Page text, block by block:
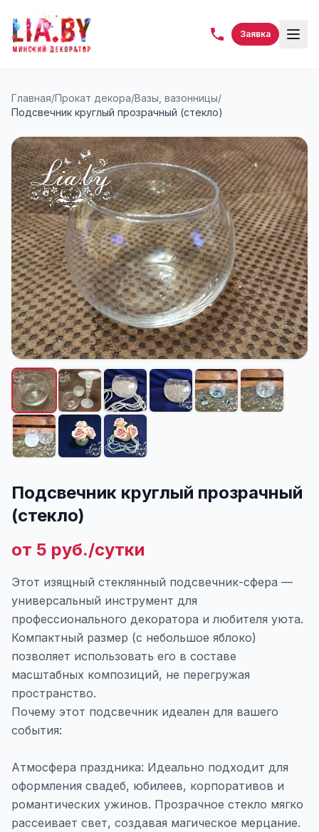
Заявка
Главная/Прокат декора/Вазы, вазонницы/
Подсвечник круглый прозрачный (стекло)
Подсвечник круглый прозрачный
(стекло)
от 5 руб./сутки
Этот изящный стеклянный подсвечник-сфера —
универсальный инструмент для
профессионального декоратора и любителя уюта.
Компактный размер (с небольшое яблоко)
позволяет использовать его в составе
масштабных композиций, не перегружая
пространство.
Почему этот подсвечник идеален для вашего
события:
Атмосфера праздника: Идеально подходит для
оформления свадеб, юбилеев, корпоративов и
романтических ужинов. Прозрачное стекло мягко
рассеивает свет, создавая магическое мерцание.